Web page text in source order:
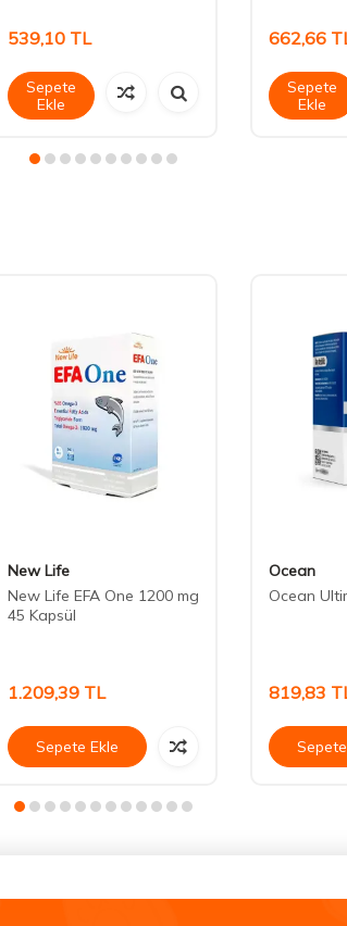
539,10 TL
Sepete
Ekle
662,66
Sepete
Ekle
New Life
New Life EFA One 1200 mg
45 Kapsül
1.209,39 TL
Sepete Ekle
Ocean
Ocean
819,83